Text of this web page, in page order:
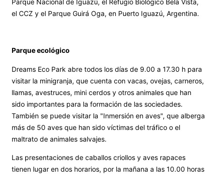
el CCZ y el Parque Guirá Oga, en Puerto Iguazú, Argentina.
Parque ecológico
Dreams Eco Park abre todos los días de 9.00 a 17.30 h para
visitar la minigranja, que cuenta con vacas, ovejas, carneros,
llamas, avestruces, mini cerdos y otros animales que han
sido importantes para la formación de las sociedades.
También se puede visitar la "Inmersión en aves", que alberga
más de 50 aves que han sido víctimas del tráfico o el
maltrato de animales salvajes.
Las presentaciones de caballos criollos y aves rapaces
tienen lugar en dos horarios, por la mañana a las 10.00 horas